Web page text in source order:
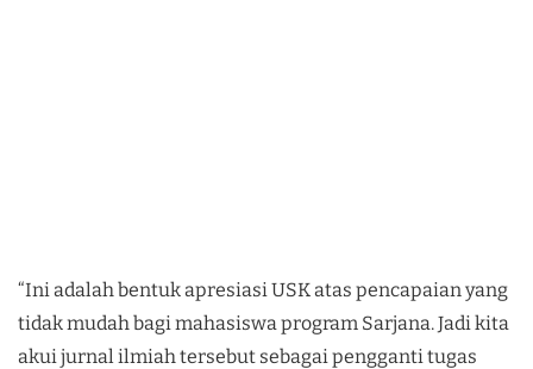
“Ini adalah bentuk apresiasi USK atas pencapaian yang
tidak mudah bagi mahasiswa program Sarjana. Jadi kita
akui jurnal ilmiah tersebut sebagai pengganti tugas